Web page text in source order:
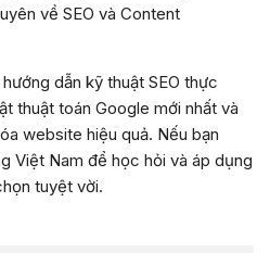
về SEO và Content
dẫn kỹ thuật SEO thực
thuật toán Google mới nhất và
website hiệu quả. Nếu bạn
Việt Nam để học hỏi và áp dụng
tuyệt vời.